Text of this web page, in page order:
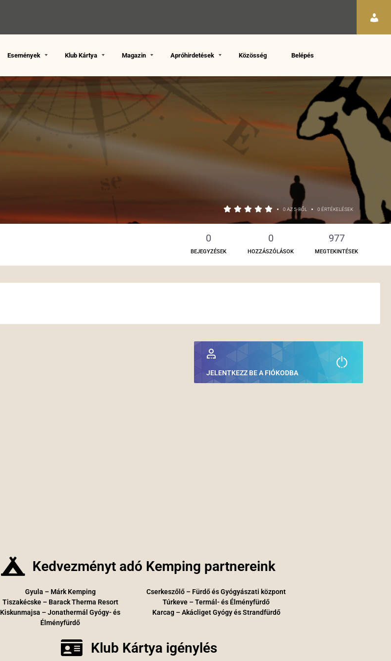
Események Klub Kártya Magazin Apróhirdetések Közösség Belépés
• 0 AZ 5-BŐL • 0 ÉRTÉKELÉSEK
0
BEJEGYZÉSEK
0
HOZZÁSZÓLÁSOK
977
MEGTEKINTÉSEK
JELENTKEZZ BE A FIÓKODBA
Kedvezményt adó Kemping partnereink
Gyula – Márk Kemping
Tiszakécske – Barack Therma Resort
Kiskunmajsa – Jonathermál Gyógy- és
Élményfürdő
Cserkeszőlő – Fürdő és Gyógyászati központ
Túrkeve – Termál- és Élményfürdő
Karcag – Akácliget Gyógy és Strandfürdő
Klub Kártya igénylés